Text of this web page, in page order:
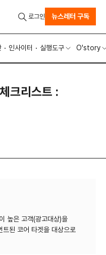
인사이터 실행도구 O'story
로그인 뉴스레터 구독
크리스트 :
높은 고객(광고대상)을
트된 코어 타겟을 대상으로